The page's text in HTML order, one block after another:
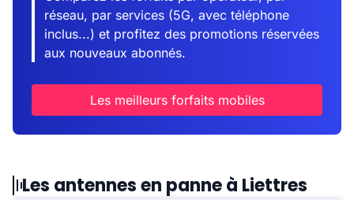
réseau, par services (5G, avec téléphone
inclus...) et profitez des promotions réservées
aux nouveaux abonnés.
Les meilleurs forfaits mobiles
Les antennes en panne à Liettres